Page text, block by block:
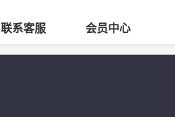
联系客服 会员中心